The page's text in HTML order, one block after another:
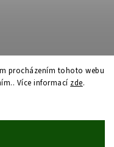
procházením tohoto webu
Více informací zde.
práva vyhrazena.